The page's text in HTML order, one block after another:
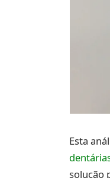
Esta
solução